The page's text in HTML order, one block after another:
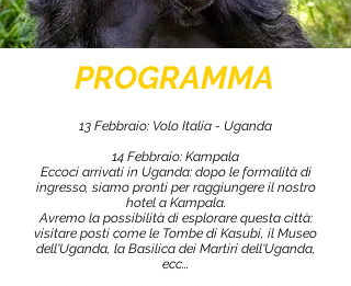
PROGRAMMA
13 Febbraio: Volo Italia - Uganda
14 Febbraio: Kampala
Eccoci arrivati in Uganda: dopo le formalità di
ingresso, siamo pronti per raggiungere il nostro
hotel a Kampala.
Avremo la possibilità di esplorare questa città:
visitare posti come le Tombe di Kasubi, il Museo
dell'Uganda, la Basilica dei Martiri dell'Uganda,
ecc...